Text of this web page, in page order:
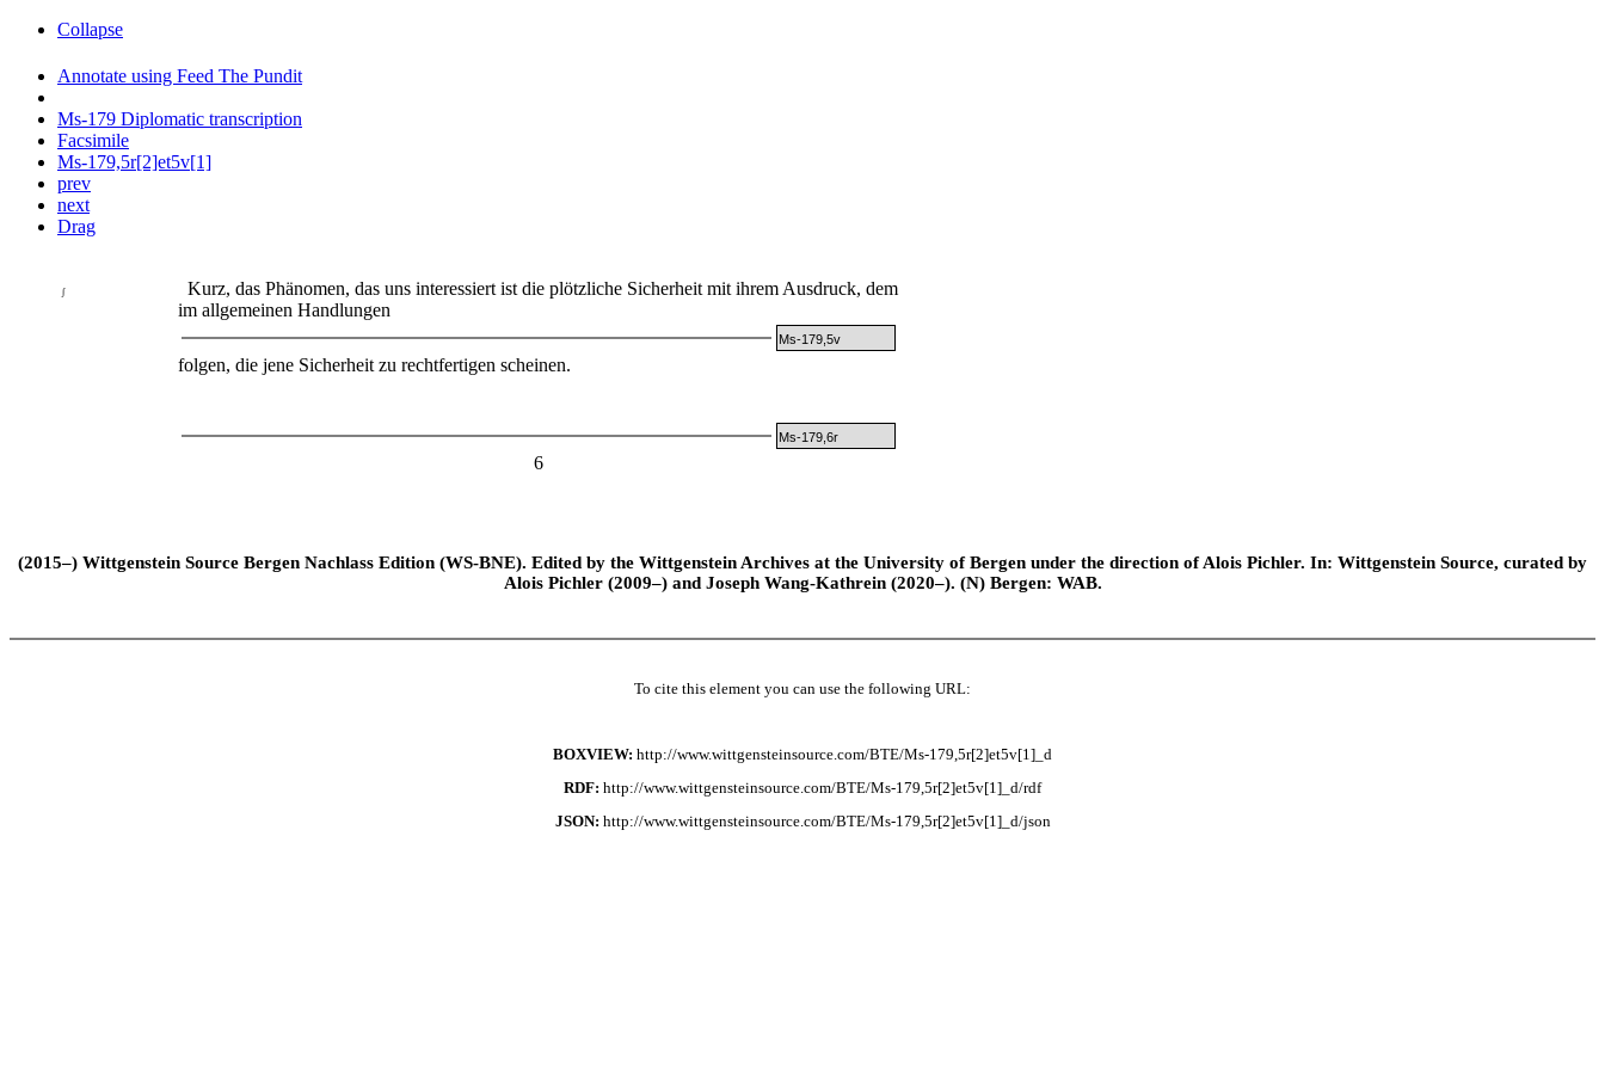
Collapse
Annotate using Feed The Pundit
Ms-179 Diplomatic transcription
Facsimile
Ms-179,5r[2]et5v[1]
prev
next
Drag
∫
Kurz, das Phänomen, das uns interessiert ist die plötzliche Sicherheit mit ihrem Ausdruck, dem
im allgemeinen Handlungen
Ms-179,5v
folgen, die jene Sicherheit zu rechtfertigen scheinen.
Ms-179,6r
6
(2015–) Wittgenstein Source Bergen Nachlass Edition (WS-BNE). Edited by the Wittgenstein Archives at the University of Bergen under the direction of Alois Pichler. In: Wittgenstein Source, curated by
Alois Pichler (2009–) and Joseph Wang-Kathrein (2020–). (N) Bergen: WAB.
To cite this element you can use the following URL:
BOXVIEW: http://www.wittgensteinsource.com/BTE/Ms-179,5r[2]et5v[1]_d
RDF: http://www.wittgensteinsource.com/BTE/Ms-179,5r[2]et5v[1]_d/rdf
JSON: http://www.wittgensteinsource.com/BTE/Ms-179,5r[2]et5v[1]_d/json